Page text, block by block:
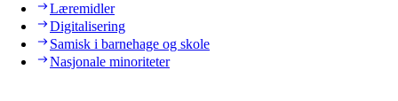
Læremidler
Digitalisering
Samisk i barnehage og skole
Nasjonale minoriteter